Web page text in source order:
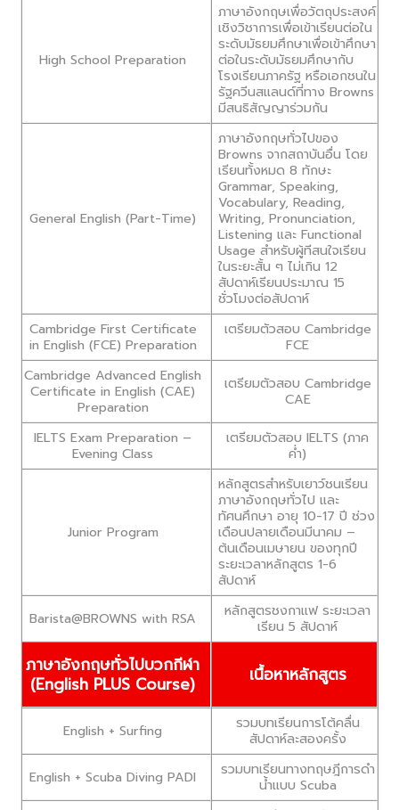
High School Preparation
ภาษาอังกฤษเพื่อวัตถุประสงค์
เชิงวิชาการเพื่อเข้าเรียนต่อใน
ระดับมัธยมศึกษาเพื่อเข้าศึกษา
ต่อในระดับมัธยมศึกษากับ
โรงเรียนภาครัฐ หรือเอกชนใน
รัฐควีนสแลนด์ที่ทาง Browns
มีสนธิสัญญาร่วมกัน
General English (Part-Time)
ภาษาอังกฤษทั่วไปของ
Browns จากสถาบันอื่น โดย
เรียนทั้งหมด 8 ทักษะ
Grammar, Speaking,
Vocabulary, Reading,
Writing, Pronunciation,
Listening และ Functional
Usage สำหรับผู้ทีสนใจเรียน
ในระยะสั้น ๆ ไม่เกิน 12
สัปดาห์เรียนประมาณ 15
ชั่วโมงต่อสัปดาห์
Cambridge First Certificate
in English (FCE) Preparation
เตรียมตัวสอบ Cambridge
FCE
Cambridge Advanced English
Certificate in English (CAE)
Preparation
เตรียมตัวสอบ Cambridge
CAE
IELTS Exam Preparation –
Evening Class
เตรียมตัวสอบ IELTS (ภาค
ค่ำ)
Junior Program
หลักสูตรสำหรับเยาว์ชนเรียน
ภาษาอังกฤษทั่วไป และ
ทัศนศึกษา อายุ 10-17 ปี ช่วง
เดือนปลายเดือนมีนาคม –
ต้นเดือนเมษายน ของทุกปี
ระยะเวลาหลักสูตร 1-6
สัปดาห์
Barista@BROWNS with RSA
หลักสูตรชงกาแฟ ระยะเวลา
เรียน 5 สัปดาห์
ภาษาอังกฤษทั่วไปบวกกีฬา
(English PLUS Course)
เนื้อหาหลักสูตร
English + Surfing
รวมบทเรียนการโต้คลื่น
สัปดาห์ละสองครั้ง
English + Scuba Diving PADI
รวมบทเรียนทางทฤษฎีการดำ
น้ำแบบ Scuba